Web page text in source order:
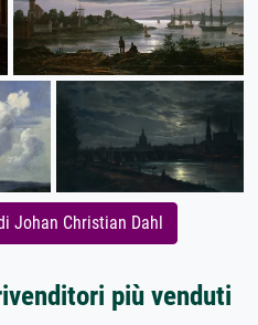
Johan Christian Dahl
più venduti